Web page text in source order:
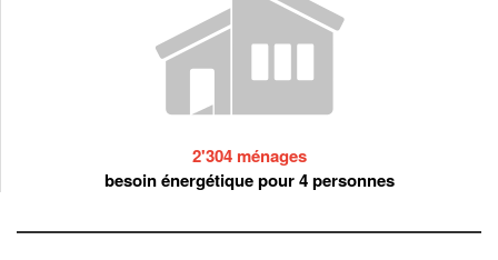
2'304 ménages
besoin énergétique pour 4 personnes